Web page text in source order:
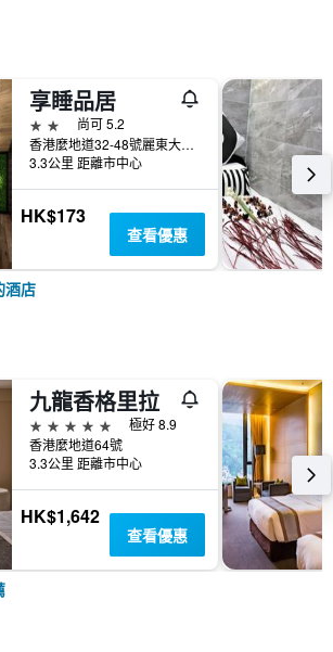
享睡品居
2星級
尚可 5.2
香港麼地道32-48號麗東大廈4字樓B室
3.3公里 距離市中心
HK$173
查看優惠
酒店
九龍香格里拉
5星級
極好 8.9
香港麼地道64號
3.3公里 距離市中心
HK$1,642
查看優惠